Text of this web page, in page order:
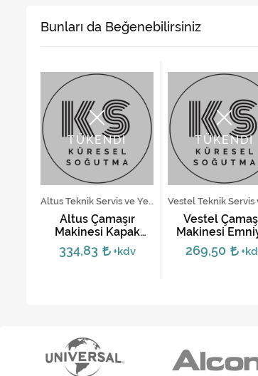
Bunları da Beğenebilirsiniz
TÜKENDİ
Altus Teknik Servis ve Yedek Parça Hizmetleri
Altus Çamaşır
Makinesi Kapak
Kilidi - 2849660500
334,83 +kdv
TÜKENDİ
Vestel
Makinesi
Kilidi - Orjinal
269,50